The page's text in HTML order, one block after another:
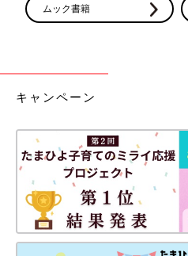
ムック書籍
キャンペーン